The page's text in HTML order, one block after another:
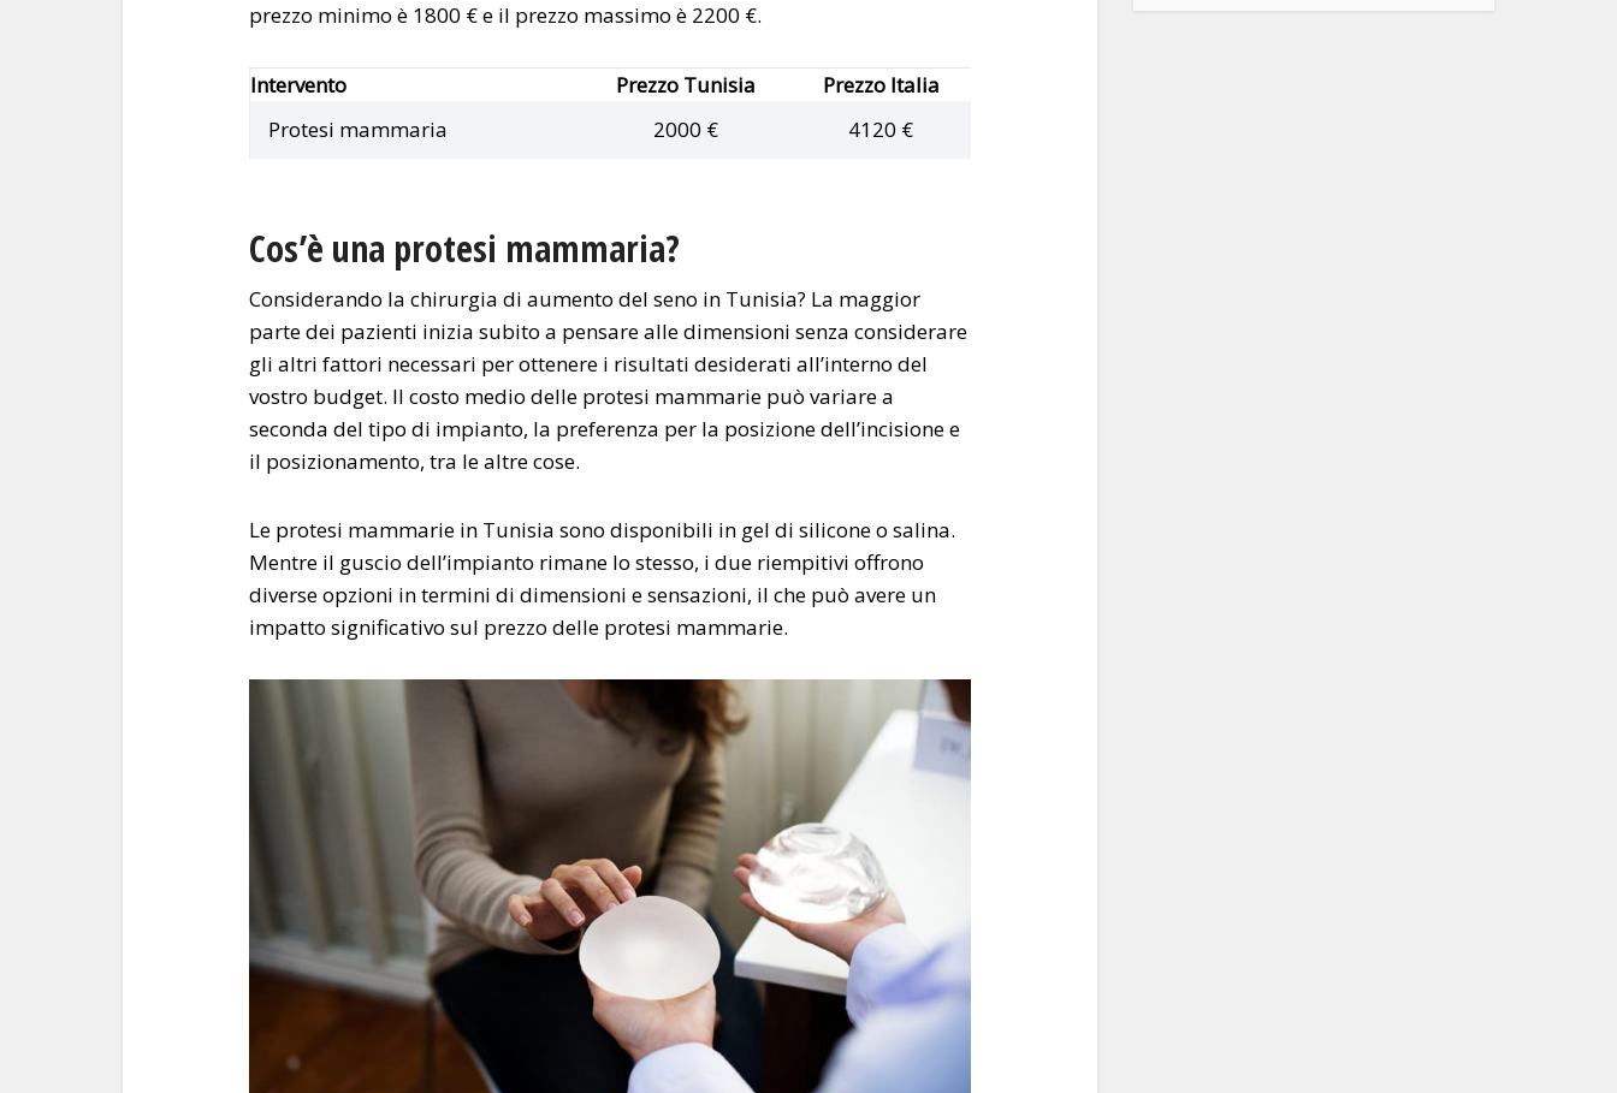
prezzo minimo è 1800 € e il prezzo massimo è 2200 €.
Intervento Prezzo Tunisia
Prezzo Italia
Protesi mammaria
2000 € 4120 €
Cos’è una protesi mammaria?
Considerando la chirurgia di aumento del seno in Tunisia? La maggior
parte dei pazienti inizia subito a pensare alle dimensioni senza considerare
gli altri fattori necessari per ottenere i risultati desiderati all’interno del
vostro budget. Il costo medio delle protesi mammarie può variare a
seconda del tipo di impianto, la preferenza per la posizione dell’incisione e
il posizionamento, tra le altre cose.
Le protesi mammarie in Tunisia sono disponibili in gel di silicone o salina.
Mentre il guscio dell’impianto rimane lo stesso, i due riempitivi offrono
diverse opzioni in termini di dimensioni e sensazioni, il che può avere un
impatto significativo sul prezzo delle protesi mammarie.